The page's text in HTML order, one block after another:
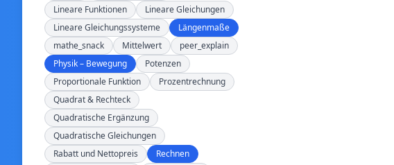
Lineare Funktionen
Lineare Gleichungen
Lineare Gleichungssysteme
Längenmaße
mathe_snack
Mittelwert
peer_explain
Physik – Bewegung
Potenzen
Proportionale Funktion
Prozentrechnung
Quadrat & Rechteck
Quadratische Ergänzung
Quadratische Gleichungen
Rabatt und Nettopreis
Rechnen